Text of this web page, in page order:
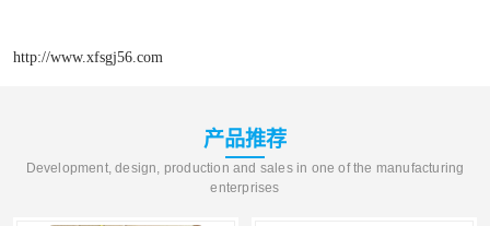
http://www.xfsgj56.com
产品推荐
Development, design, production and sales in one of the manufacturing
enterprises